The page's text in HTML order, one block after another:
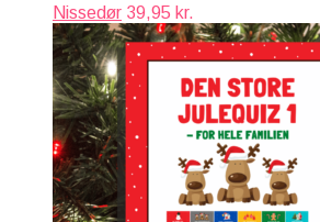
Nissedør 39,95 kr.